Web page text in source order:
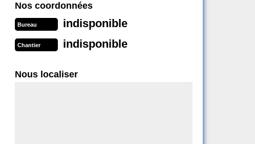
Nos coordonnées
Bureau indisponible
Chantier indisponible
Nous localiser